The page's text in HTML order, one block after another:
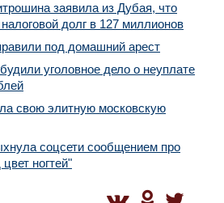
заявила из Дубая, что
долг в 127 миллионов
под домашний арест
уголовное дело о неуплате
свою элитную московскую
соцсети сообщением про
ногтей"